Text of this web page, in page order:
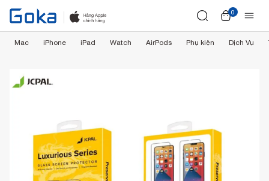
0
Mac iPhone iPad Watch AirPods Phụ kiện Dịch Vụ